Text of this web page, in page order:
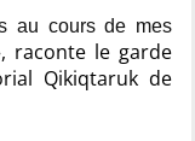
au cours de mes
, raconte le garde
Qikiqtaruk de